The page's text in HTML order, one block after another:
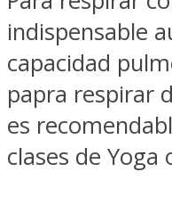
indispensable
capacidad
papra respirar
es
clases de Yoga